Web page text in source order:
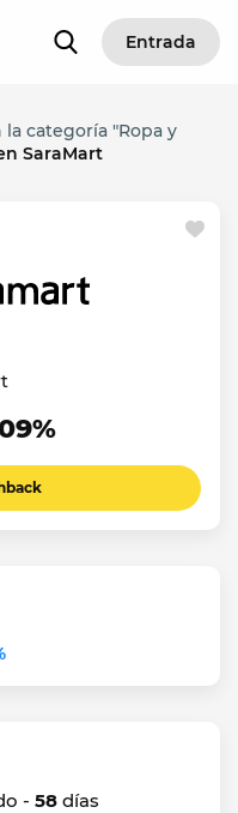
Entrada
la categoría "Ropa y
SaraMart
- 58 días